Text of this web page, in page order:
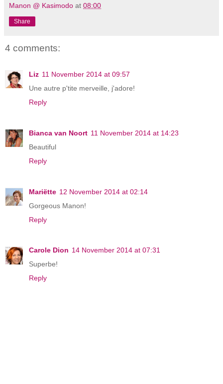
Manon @ Kasimodo at 08:00
Share
4 comments:
Liz 11 November 2014 at 09:57
Une autre p'tite merveille, j'adore!
Reply
Bianca van Noort 11 November 2014 at 14:23
Beautiful
Reply
Mariëtte 12 November 2014 at 02:14
Gorgeous Manon!
Reply
Carole Dion 14 November 2014 at 07:31
Superbe!
Reply